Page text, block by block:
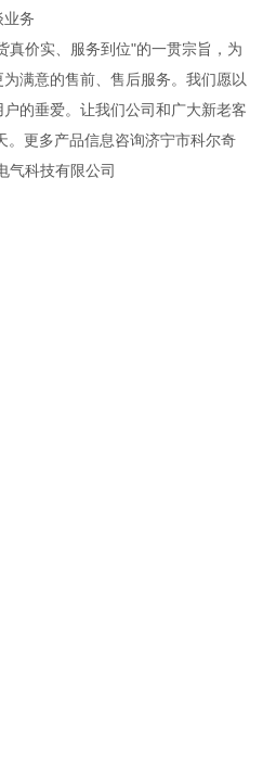
业务
真价实、服务到位"的一贯宗旨，为
满意的售前、售后服务。我们愿以
的垂爱。让我们公司和广大新老客
。更多产品信息咨询济宁市科尔奇
气科技有限公司